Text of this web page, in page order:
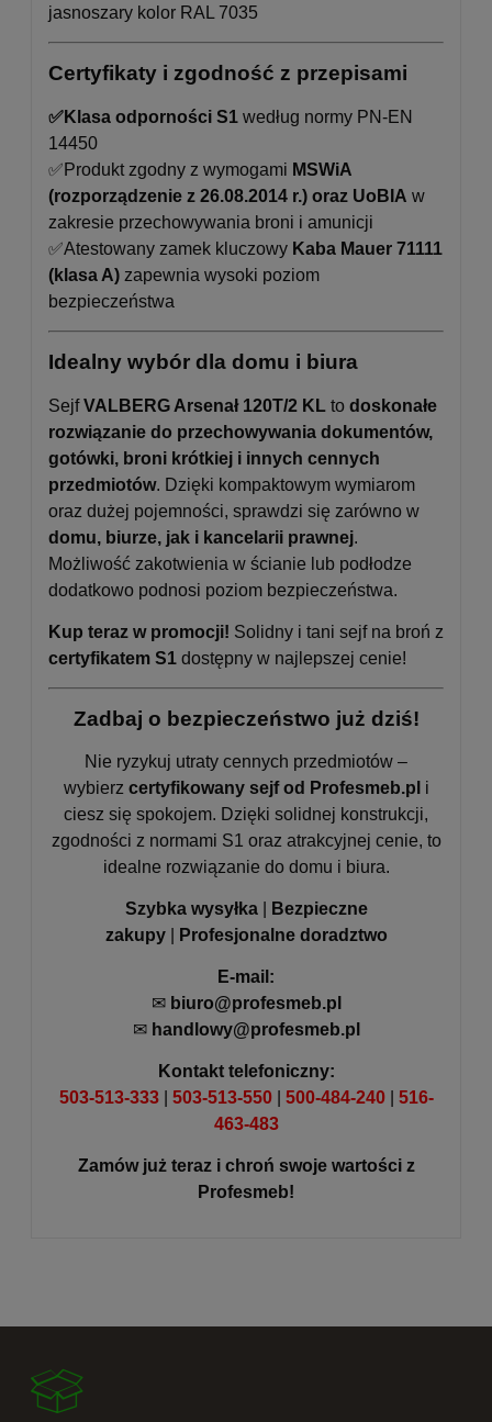
jasnoszary kolor RAL 7035
Certyfikaty i zgodność z przepisami
✅Klasa odporności S1 według normy PN-EN
14450
✅Produkt zgodny z wymogami MSWiA
(rozporządzenie z 26.08.2014 r.) oraz UoBIA w
zakresie przechowywania broni i amunicji
✅Atestowany zamek kluczowy Kaba Mauer 71111
(klasa A) zapewnia wysoki poziom
bezpieczeństwa
Idealny wybór dla domu i biura
SejfVALBERG Arsenał 120T/2 KL to doskonałe
rozwiązanie do przechowywania dokumentów,
gotówki, broni krótkiej i innych cennych
przedmiotów. Dzięki kompaktowym wymiarom
oraz dużej pojemności, sprawdzi się zarówno w
domu, biurze, jak i kancelarii prawnej.
Możliwość zakotwienia w ścianie lub podłodze
dodatkowo podnosi poziom bezpieczeństwa.
Kup teraz w promocji! Solidny i tani sejf na broń z
certyfikatem S1 dostępny w najlepszej cenie!
Zadbaj o bezpieczeństwo już dziś!
Nie ryzykuj utraty cennych przedmiotów –
wybierz certyfikowany sejf od Profesmeb.pl i
ciesz się spokojem. Dzięki solidnej konstrukcji,
zgodności z normami S1 oraz atrakcyjnej cenie, to
idealne rozwiązanie do domu i biura.
Szybka wysyłka|
Bezpieczne
zakupy
Profesjonalne doradztwo
E-mail:
✉ biuro@profesmeb.pl
✉ handlowy@profesmeb.pl
Kontakt telefoniczny:
503-513-333| 503-513-550| 500-484-240| 516-
463-483
Zamów już teraz i chroń swoje wartości z
Profesmeb!